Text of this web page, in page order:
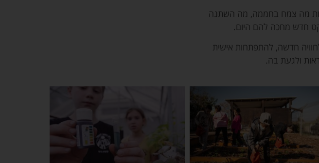
מה צמח בחממה, מה השתנה
חדש מחכה להם היום.
חדשה, להתפתחות אישית
ולגעת בה.